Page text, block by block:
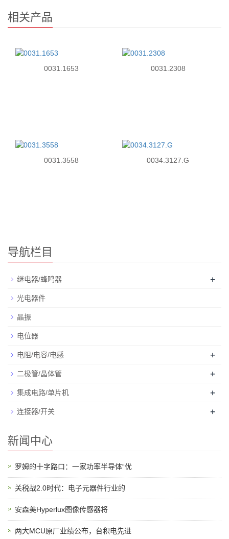
相关产品
0031.1653 0031.2308
0031.3558 0034.3127.G
导航栏目
继电器/蜂鸣器 +
光电器件
晶振
电位器
电阻/电容/电感 +
二极管/晶体管 +
集成电路/单片机 +
连接器/开关 +
新闻中心
罗姆的十字路口：一家功率半导体“优
关税战2.0时代：电子元器件行业的
安森美Hyperlux图像传感器将
两大MCU原厂业绩公布，台积电先进